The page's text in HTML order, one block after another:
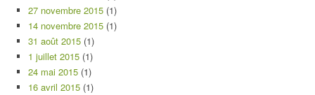
27 novembre 2015 (1)
14 novembre 2015 (1)
31 août 2015 (1)
1 juillet 2015 (1)
24 mai 2015 (1)
16 avril 2015 (1)